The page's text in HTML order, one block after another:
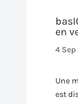
en
4 Sep
Une
est